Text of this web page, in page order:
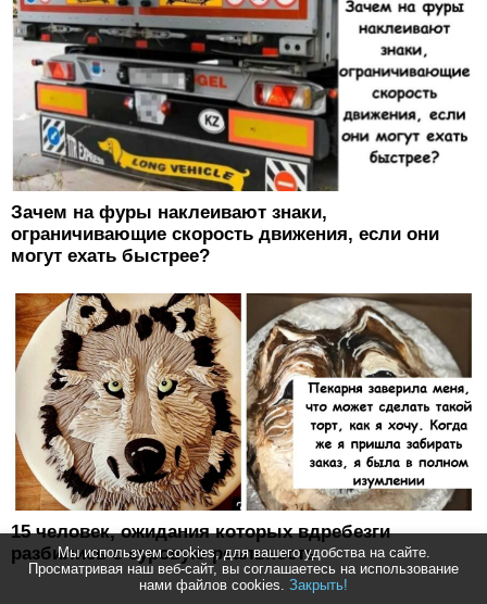
Мы используем cookies, для вашего удобства на сайте.
Просматривая наш веб-сайт, вы соглашаетесь на использование
нами файлов cookies. Закрыть!
Зачем на фуры наклеивают знаки,
ограничивающие скорость движения, если они
могут ехать быстрее?
15 человек, ожидания которых вдребезги
разбились о суровую реальность